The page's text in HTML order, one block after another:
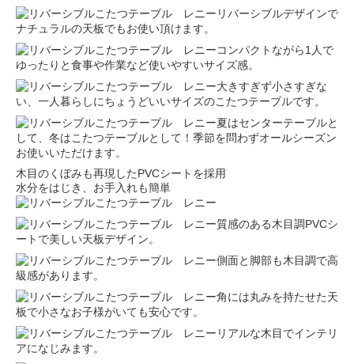
リバーシブルデザインで
ナチュラルの天板でもお使い頂けます。
コンパクトながら1人で
ゆったりと食事や作業など使いやすいサイズ感。
大きすぎず小さすぎな
い、一人暮らしにちょうどいいサイズのこたつテーブルです。
夏はセンターテーブルと
して、冬はこたつテーブルとして！季節を問わずオールシーズン
お使いいただけます。
木目のくぼみも再現したPVCシートを採用
水分をはじき、お手入れも簡単
質感のある木目調PVCシ
ートで美しい天板デザイン。
側面と脚部も木目調で高
級感があります。
角には丸みを持たせた天
板で小さなお子様がいても安心です。
リアルな木目でインテリ
アになじみます。